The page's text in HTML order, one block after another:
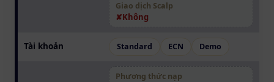
Giao dịch Scalp
Không
Tài khoản Standard ECN Demo
Phương thức nạp